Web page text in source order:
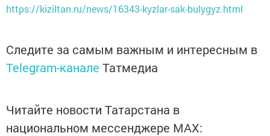
https://kiziltan.ru/news/16343-kyzlar-sak-bulygyz.html
Следите за самым важным и интересным в
Telegram-канале Татмедиа
Читайте новости Татарстана в
национальном мессенджере MАХ: